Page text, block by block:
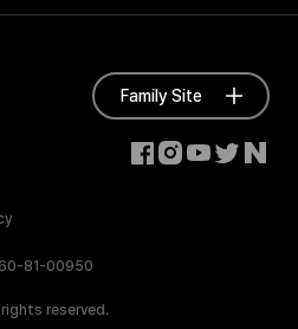
가령 '교실
여러 학생'이라고
입력하면 이를
(원작: KENAZ, 글: S,
제작: 투니모션) 웹툰 전문
제작사 ㈜케나즈의 동명
웹툰을 원작으로 하는
애니메이션 ’니브’는 숏폼
Family Site
81-00950
reserved.